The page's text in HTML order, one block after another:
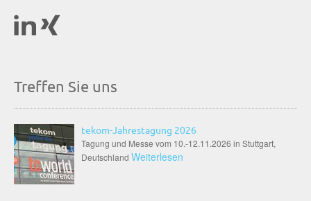
Treffen Sie uns
tekom-Jahrestagung 2026
Tagung und Messe vom 10.-12.11.2026 in Stuttgart,
Deutschland Weiterlesen